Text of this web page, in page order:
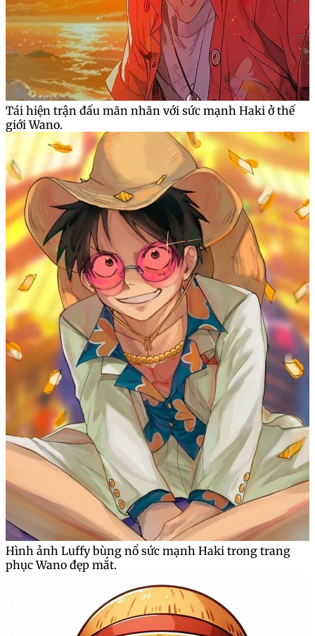
Tái hiện trận đấu mãn nhãn với sức mạnh Haki ở thế
giới Wano.
Hình ảnh Luffy bùng nổ sức mạnh Haki trong trang
phục Wano đẹp mắt.